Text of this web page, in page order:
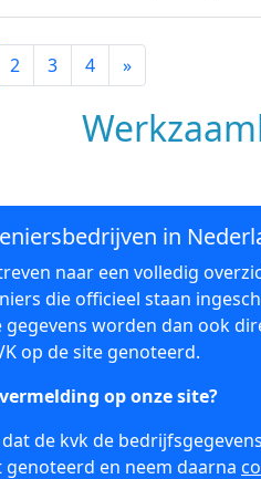
2 3 4 »
in
naar een volledig
die officieel staan
gegevens worden dan ook
op de site genoteerd.
op onze site?
de kvk de
genoteerd en neem daarna